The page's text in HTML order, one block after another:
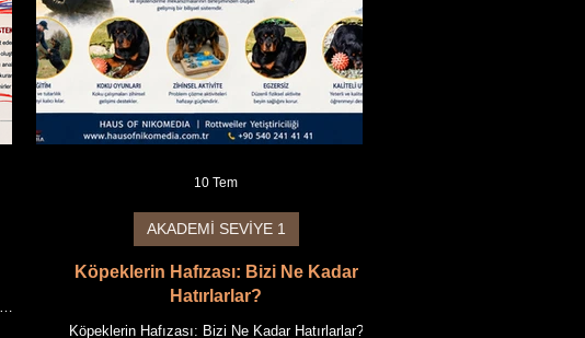
Köpeklerin Hafızası: Bizi Ne Kadar
Hatırlarlar?
Köpeklerin Hafızası: Bizi Ne Kadar Hatırlarlar?
AKADEMİ SEVİYE 1
10 Tem